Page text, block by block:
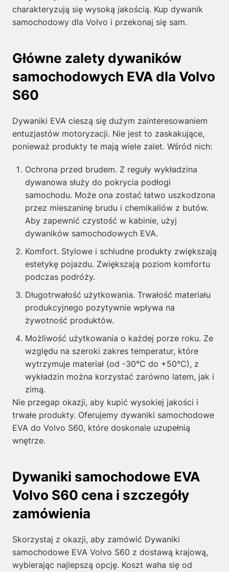
charakteryzują się wysoką jakością. Kup dywanik
samochodowy dla Volvo i przekonaj się sam.
Główne zalety dywaników
samochodowych EVA dla Volvo
S60
Dywaniki EVA cieszą się dużym zainteresowaniem
entuzjastów motoryzacji. Nie jest to zaskakujące,
ponieważ produkty te mają wiele zalet. Wśród nich:
Ochrona przed brudem. Z reguły wykładzina
dywanowa służy do pokrycia podłogi
samochodu. Może ona zostać łatwo uszkodzona
przez mieszaninę brudu i chemikaliów z butów.
Aby zapewnić czystość w kabinie, użyj
dywaników samochodowych EVA.
Komfort. Stylowe i schludne produkty zwiększają
estetykę pojazdu. Zwiększają poziom komfortu
podczas podróży.
Długotrwałość użytkowania. Trwałość materiału
produkcyjnego pozytywnie wpływa na
żywotność produktów.
Możliwość użytkowania o każdej porze roku. Ze
względu na szeroki zakres temperatur, które
wytrzymuje materiał (od -30°C do +50°C), z
wykładzin można korzystać zarówno latem, jak i
zimą.
Nie przegap okazji, aby kupić wysokiej jakości i
trwałe produkty. Oferujemy dywaniki samochodowe
EVA do Volvo S60, które doskonale uzupełnią
wnętrze.
Dywaniki samochodowe EVA
Volvo S60 cena i szczegóły
zamówienia
Skorzystaj z okazji, aby zamówić Dywaniki
samochodowe EVA Volvo S60 z dostawą krajową,
wybierając najlepszą opcję. Koszt waha się od